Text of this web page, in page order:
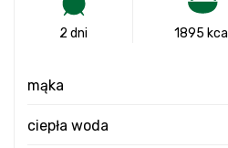
2 dni 1895 kcal
mąka
ciepła woda